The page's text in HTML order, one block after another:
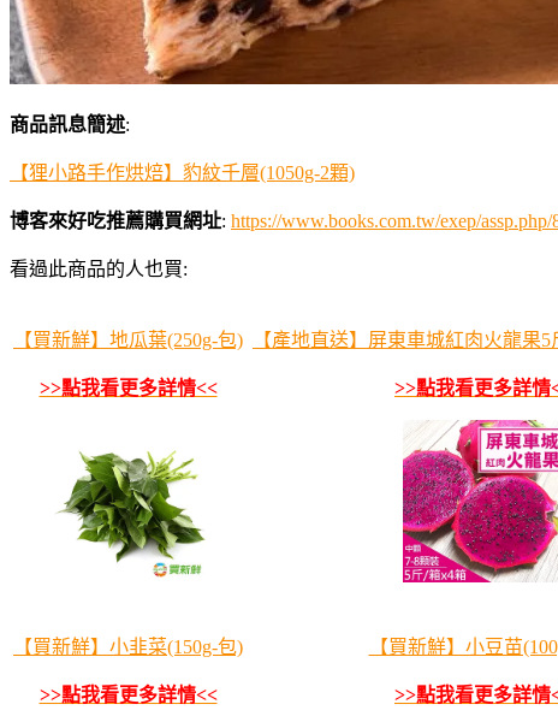
商品訊息簡述:
【狸小路手作烘焙】豹紋千層(1050g-2顆)
博客來好吃推薦購買網址: https://www.books.com.tw/exep/
看過此商品的人也買:
【買新鮮】地瓜葉(250g-包)
>>點我看更多詳情<<
【產地直送】屏東車城紅肉火龍果
>>點我看更多詳情
【買新鮮】小韭菜(150g-包)
>>點我看更多詳情<<
【買新鮮】小豆苗
>>點我看更多詳情